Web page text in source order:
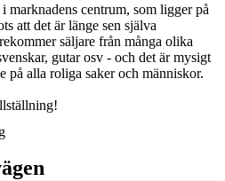
marknadens centrum, som ligger på
att det är länge sen själva
säljare från många olika
gutar osv - och det är mysigt
på alla roliga saker och människor.